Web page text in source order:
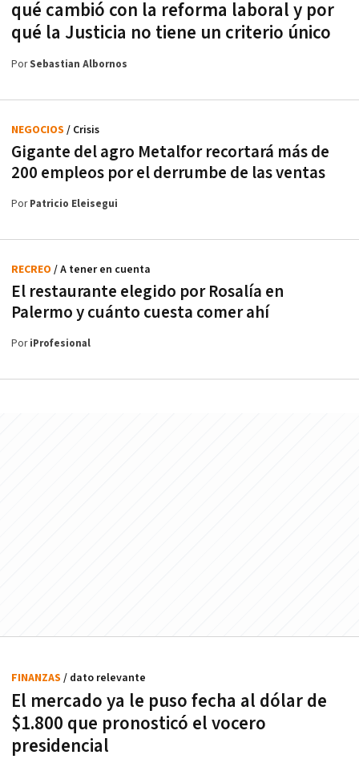
qué cambió con la reforma laboral y por
qué la Justicia no tiene un criterio único
PorSebastian Albornos
Gigante del agro Metalfor recortará más de
200 empleos por el derrumbe de las ventas
NEGOCIOS / Crisis
PorPatricio Eleisegui
El restaurante elegido por Rosalía en
Palermo y cuánto cuesta comer ahí
RECREO / A tener en cuenta
PoriProfesional
El mercado ya le puso fecha al dólar de
$1.800 que pronosticó el vocero
presidencial
FINANZAS / dato relevante